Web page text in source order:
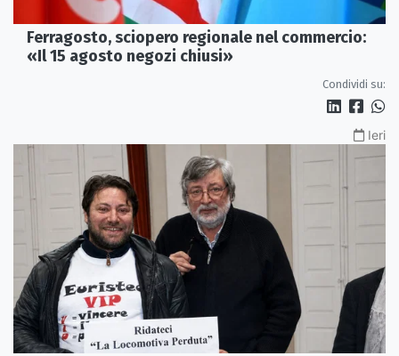
Ferragosto, sciopero regionale nel commercio:
«Il 15 agosto negozi chiusi»
Condividi su:
Ieri